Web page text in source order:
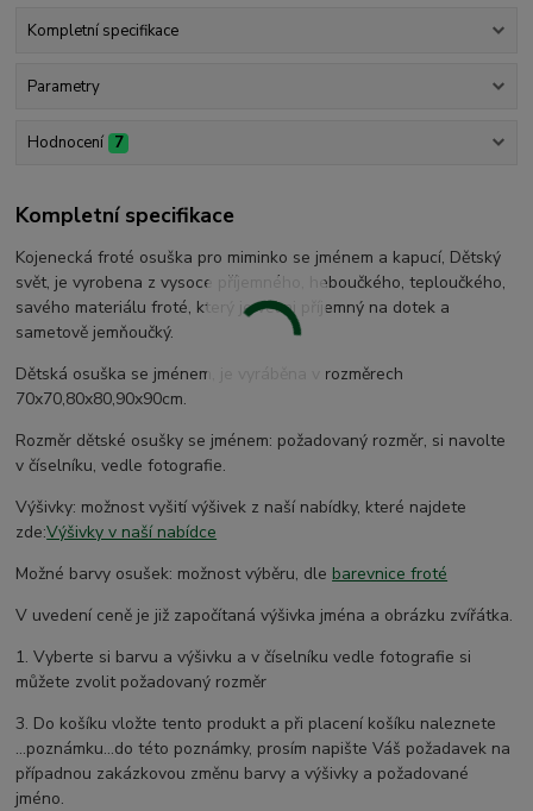
Kompletní specifikace
Parametry
Hodnocení 7
Kompletní specifikace
Kojenecká froté osuška pro miminko se jménem a kapucí, Dětský
svět, je vyrobena z vysoce příjemného, heboučkého, teploučkého,
savého materiálu froté, který je velmi příjemný na dotek a
sametově jemňoučký.
Dětská osuška se jménem, je vyráběna v rozměrech
70x70,80x80,90x90cm.
Rozměr dětské osušky se jménem: požadovaný rozměr, si navolte
v číselníku, vedle fotografie.
Výšivky: možnost vyšití výšivek z naší nabídky, které najdete
zde:Výšivky v naší nabídce
Možné barvy osušek: možnost výběru, dle barevnice froté
V uvedení ceně je již započítaná výšivka jména a obrázku zvířátka.
1. Vyberte si barvu a výšivku a v číselníku vedle fotografie si
můžete zvolit požadovaný rozměr
3. Do košíku vložte tento produkt a při placení košíku naleznete
...poznámku...do této poznámky, prosím napište Váš požadavek na
případnou zakázkovou změnu barvy a výšivky a požadované
jméno.